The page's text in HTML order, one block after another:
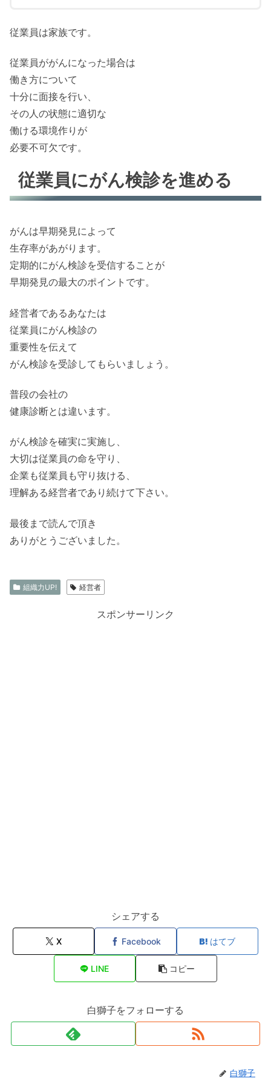
従業員は家族です。
従業員ががんになった場合は
働き方について
十分に面接を行い、
その人の状態に適切な
働ける環境作りが
必要不可欠です。
従業員にがん検診を進める
がんは早期発見によって
生存率があがります。
定期的にがん検診を受信することが
早期発見の最大のポイントです。
経営者であるあなたは
従業員にがん検診の
重要性を伝えて
がん検診を受診してもらいましょう。
普段の会社の
健康診断とは違います。
がん検診を確実に実施し、
大切は従業員の命を守り、
企業も従業員も守り抜ける、
理解ある経営者であり続けて下さい。
最後まで読んで頂き
ありがとうございました。
組織力UP! 経営者
スポンサーリンク
シェアする
X Facebook はてブ
LINE コピー
白獅子をフォローする
白獅子